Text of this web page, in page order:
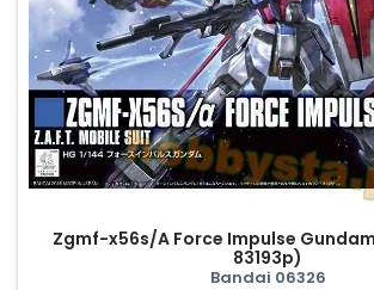
Zgmf-x56s/A Force Impulse
83193p)
Bandai 06326